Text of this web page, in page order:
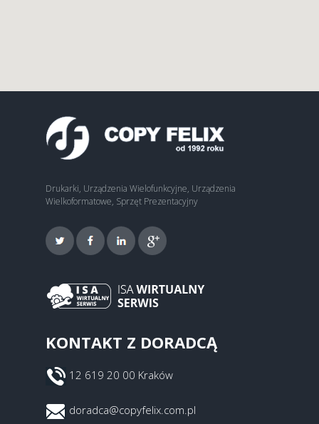
Drukarki, Urządzenia Wielofunkcyjne, Urządzenia
Wielkoformatowe, Sprzęt Prezentacyjny
KONTAKT Z DORADCĄ
12 619 20 00 Kraków
doradca@copyfelix.com.pl